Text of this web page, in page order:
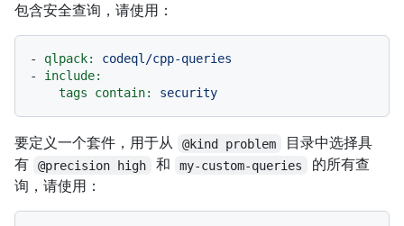
包含安全查询，请使用：
- qlpack:
codeql/cpp-queries
-
include:
tags contain:
security
要定义一个套件，用于从 @kind problem
目录中选择具
有
@precision high 和 my-custom-queries
的所有查
询，请使用：